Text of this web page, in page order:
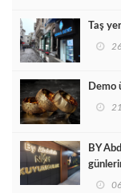
Taş
Demo
BY